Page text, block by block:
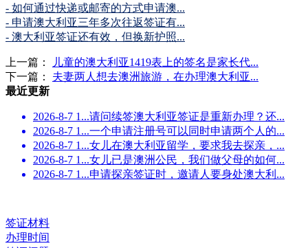
- 如何通过快递或邮寄的方式申请澳...
- 申请澳大利亚三年多次往返签证有...
- 澳大利亚签证还有效，但换新护照...
上一篇：
儿童的澳大利亚1419表上的签名是家长代...
下一篇： 夫妻两人想去澳洲旅游，在办理澳大利亚...
最近更新
2026-8-7 1...请问续签澳大利亚签证是重新办理？还...
2026-8-7 1...一个申请注册号可以同时申请两个人的...
2026-8-7 1...女儿在澳大利亚留学，要求我去探亲，...
2026-8-7 1...女儿已是澳洲公民，我们做父母的如何...
2026-8-7 1...申请探亲签证时，邀请人要身处澳大利...
签证材料
办理时间